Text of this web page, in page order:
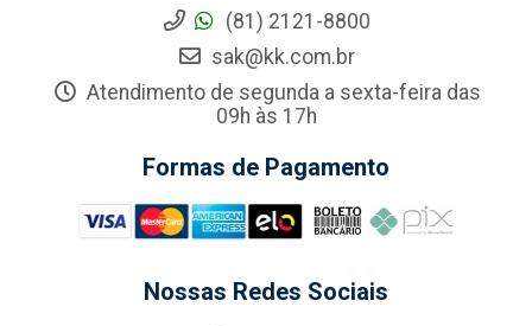
(81) 2121-8800
sak@kk.com.br
Atendimento de segunda a sexta-feira das
09h às 17h
Formas de Pagamento
Nossas Redes Sociais